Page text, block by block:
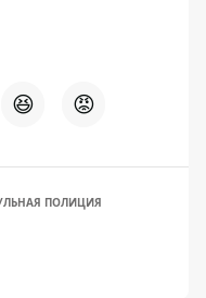
😆 😡
ПОЛИЦИЯ